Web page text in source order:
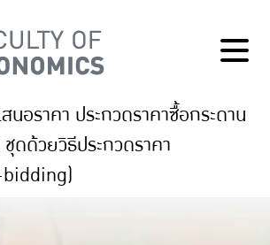
นอราคา ประกวดราคาซื้อกระดาน
ดด้วยวิธีประกวดราคา